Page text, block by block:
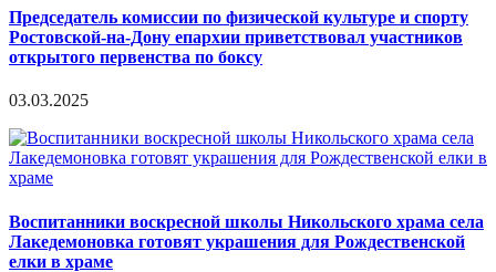
Председатель комиссии по физической культуре и спорту
Ростовской-на-Дону епархии приветствовал участников
открытого первенства по боксу
03.03.2025
Воспитанники воскресной школы Никольского храма села
Лакедемоновка готовят украшения для Рождественской
елки в храме